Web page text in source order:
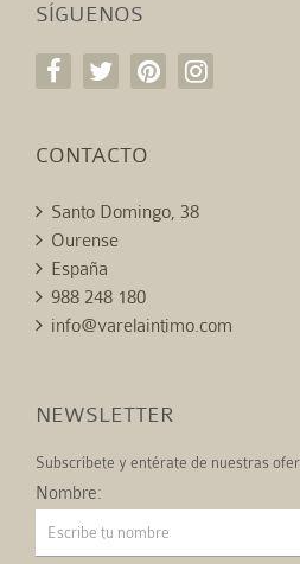
SÍGUENOS
CONTACTO
Santo Domingo, 38
Ourense
España
988 248 180
info@varelaintimo.com
NEWSLETTER
Subscríbete y entérate de nuestras
Nombre: